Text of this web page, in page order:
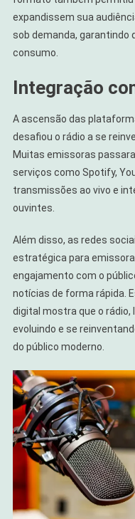
expandissem sua
sob demanda, garantindo
consumo.
Integração
A ascensão das
desafiou o rádio a se
Muitas emissoras
serviços como Spotify,
transmissões ao vivo e
ouvintes.
Além disso, as redes
estratégica para
engajamento com o
notícias de forma rápida.
digital mostra que o rádio,
evoluindo e se
do público moderno.